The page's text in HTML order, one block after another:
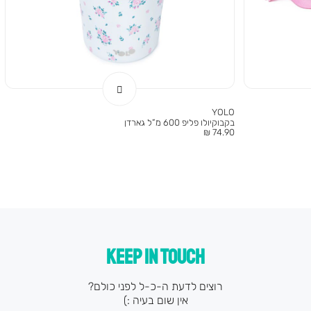
YOLO
בקבוקיולו פליפ 600 מ”ל גארדן
מחיר
74.90 ₪
KEEP IN TOUCH
רוצים לדעת ה-כ-ל לפני כולם?
אין שום בעיה :)